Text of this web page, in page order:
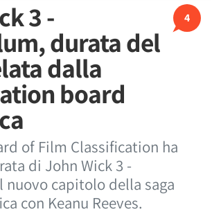
4
3 -
durata del
dalla
board
of Film Classification ha
di John Wick 3 -
nuovo capitolo della saga
con Keanu Reeves.